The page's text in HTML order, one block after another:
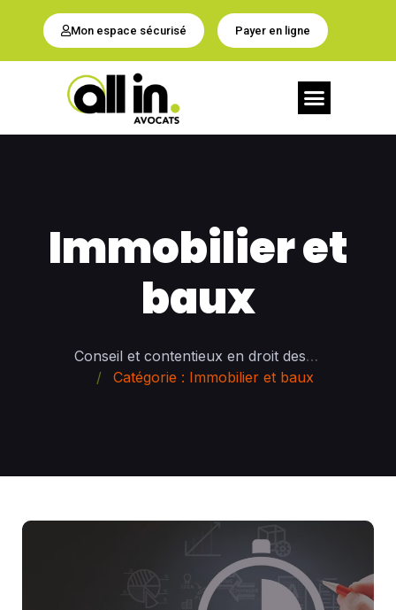
Mon espace sécurisé Payer en ligne
Immobilier et
baux
Conseil et contentieux en droit des Affaires
Catégorie : Immobilier et baux